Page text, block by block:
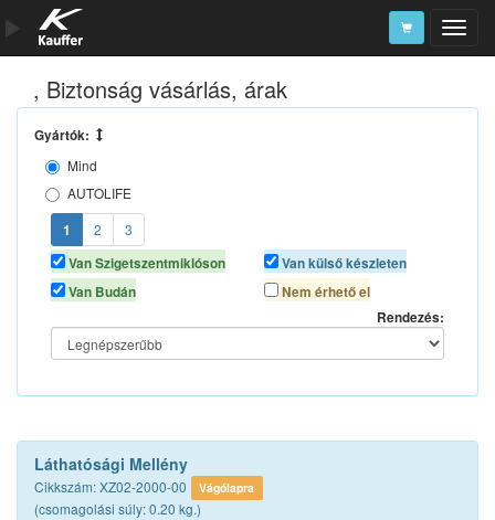
Szerszámkatalógus
Kosár
Alkatrészek
, Biztonság vásárlás, árak
Gyártók:
Mind
AUTOLIFE
AUTOMAX
AUTO PLUS
N/A
NEO TOOLS
1 2
3
Van Szigetszentmiklóson
Van Budán
Van külső készleten
Nem érhető el
Rendezés:
Láthatósági Mellény
Cikkszám: XZ02-2000-00 Vágólapra
(csomagolási súly: 0.20 kg.)